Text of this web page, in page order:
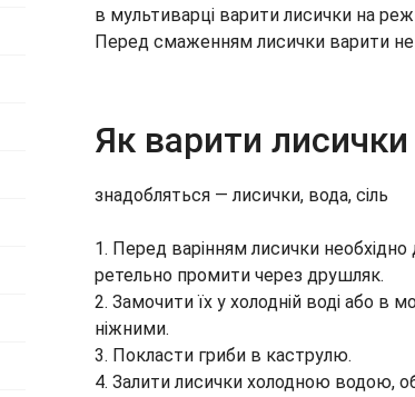
в мультиварці варити лисички на
Перед смаженням лисички варити не
Як варити лисички
знадобляться — лисички, вода, сіль
1. Перед варінням лисички необхідно
ретельно промити через друшляк.
2. Замочити їх у холодній воді або в
ніжними.
3. Покласти гриби в каструлю.
4. Залити лисички холодною водою,